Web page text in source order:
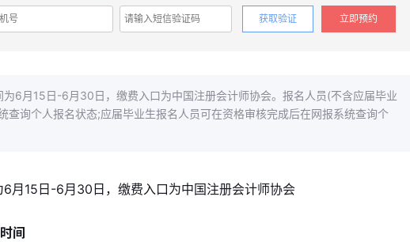
获取验证 立即预约
6月15日-6月30日，缴费入口为中国注册会计师协会。报名人员(不含应届毕业
查询个人报名状态;应届毕业生报名人员可在资格审核完成后在网报系统查询个
间